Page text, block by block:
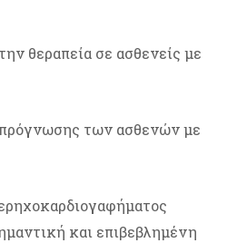
θεραπεία σε ασθενείς με
πρόγνωσης των ασθενών με
και επιβεβλημένη